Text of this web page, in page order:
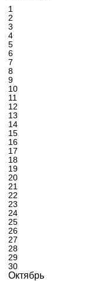
1
2
3
4
5
6
7
8
9
10
11
12
13
14
15
16
17
18
19
20
21
22
23
24
25
26
27
28
29
30
Октябрь